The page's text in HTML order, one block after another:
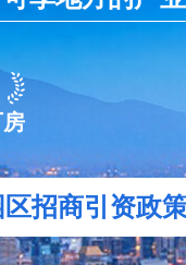
招商引资政